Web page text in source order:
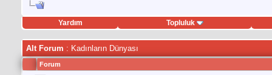
Yardım Topluluk
hilesi
Alt Forum : Kadınların Dünyası
Forum